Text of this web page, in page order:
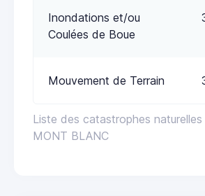
Liste des catastrophes
MONT BLANC
Inondations et/ou
Coulées de Boue
Mouvement de Terrain